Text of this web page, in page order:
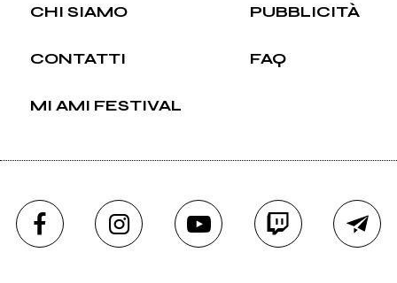
CHI SIAMO PUBBLICITÀ
CONTATTI FAQ
MI AMI FESTIVAL